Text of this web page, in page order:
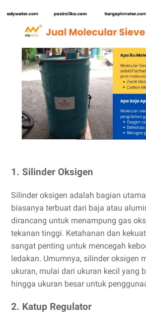
1. Silinder Oksigen
Silinder oksigen adalah bagian
biasanya terbuat dari baja atau
dirancang untuk menampung gas
tekanan tinggi. Ketahanan dan
sangat penting untuk mencegah
ledakan. Umumnya, silinder oksigen
ukuran, mulai dari ukuran kecil yang
hingga ukuran besar untuk
2. Katup Regulator